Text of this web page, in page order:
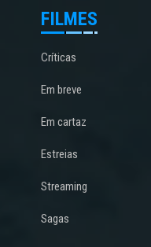
FILMES
Críticas
Em breve
Em cartaz
Estreias
Streaming
Sagas